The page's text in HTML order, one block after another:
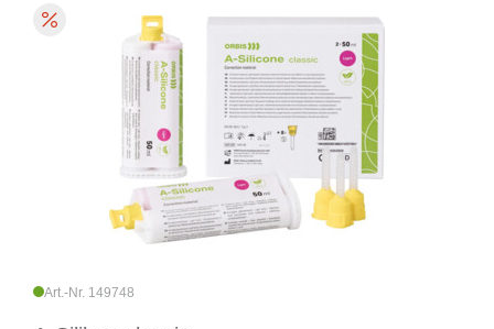
Art.-Nr. 149748